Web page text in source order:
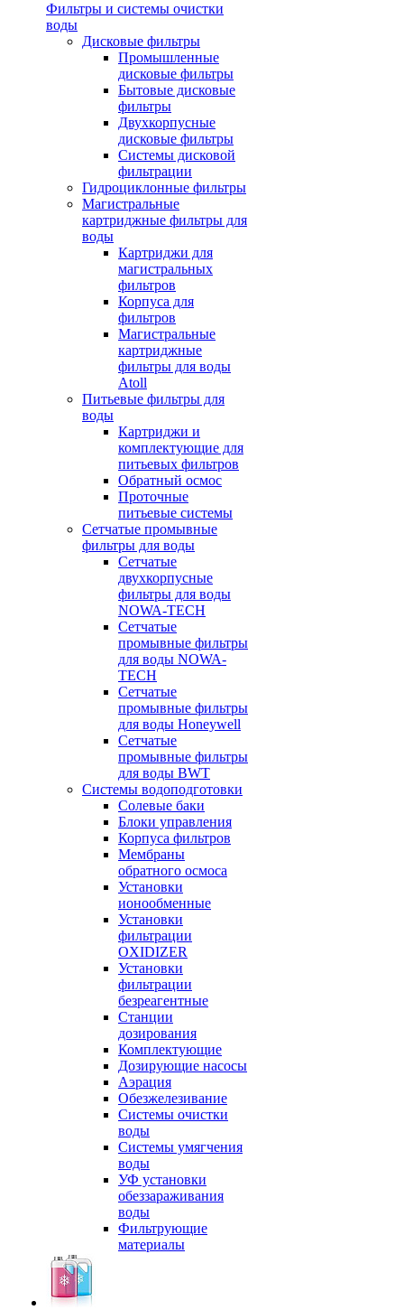
Фильтры и системы очистки
воды
Дисковые фильтры
Промышленные
дисковые фильтры
Бытовые дисковые
фильтры
Двухкорпусные
дисковые фильтры
Системы дисковой
фильтрации
Гидроциклонные фильтры
Магистральные
картриджные фильтры для
воды
Картриджи для
магистральных
фильтров
Корпуса для
фильтров
Магистральные
картриджные
фильтры для воды
Atoll
Питьевые фильтры для
воды
Картриджи и
комплектующие для
питьевых фильтров
Обратный осмос
Проточные
питьевые системы
Сетчатые промывные
фильтры для воды
Сетчатые
двухкорпусные
фильтры для воды
NOWA-TECH
Сетчатые
промывные фильтры
для воды NOWA-
TECH
Сетчатые
промывные фильтры
для воды Honeywell
Сетчатые
промывные фильтры
для воды BWT
Системы водоподготовки
Солевые баки
Блоки управления
Корпуса фильтров
Мембраны
обратного осмоса
Установки
ионообменные
Установки
фильтрации
OXIDIZER
Установки
фильтрации
безреагентные
Станции
дозирования
Комплектующие
Дозирующие насосы
Аэрация
Обезжелезивание
Системы очистки
воды
Системы умягчения
воды
УФ установки
обеззараживания
воды
Фильтрующие
материалы